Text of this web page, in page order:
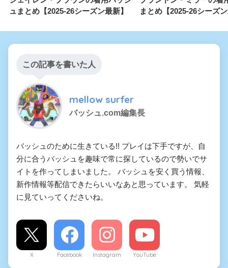
ュまとめ【2025-26シーズン最新】
まとめ【2025-26シーズ
この記事を書いた人
mellow surfer
バッシュ.com編集長
バッシュのために生きている!! プレイは下手ですが、自
分に合うバッシュを趣味で常に探しているので勢いでサ
イトを作ってしまいました。 バッシュを安く買う情報、
新作情報等配信できたらいいなあと思っています。 気軽
に見ていってくださいね。
X Facebook Instagram YouTube